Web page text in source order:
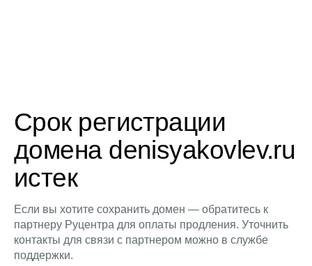
Срок регистрации
домена denisyakovlev.ru
истек
Если вы хотите сохранить домен — обратитесь к
партнеру Руцентра для оплаты продления. Уточнить
контакты для связи с партнером можно в службе
поддержки.